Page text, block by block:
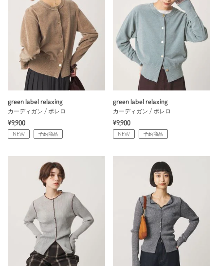
green label relaxing
カーディガン / ボレロ
¥9,900
NEW 予約商品
green label relaxing
カーディガン / ボレロ
¥9,900
NEW 予約商品